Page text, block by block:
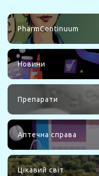
PharmContinuum
Новини
Препарати
Аптечна справа
Цікавий світ